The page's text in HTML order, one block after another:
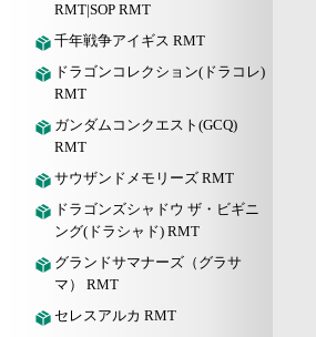
RMT|SOP RMT
千年戦争アイギス RMT
ドラゴンコレクション(ドラコレ)
RMT
ガンダムコンクエスト(GCQ)
RMT
サウザンドメモリーズ RMT
ドラゴンズシャドウ ザ・ビギニ
ング(ドラシャド) RMT
グランドサマナーズ（グラサ
マ） RMT
セレスアルカ RMT